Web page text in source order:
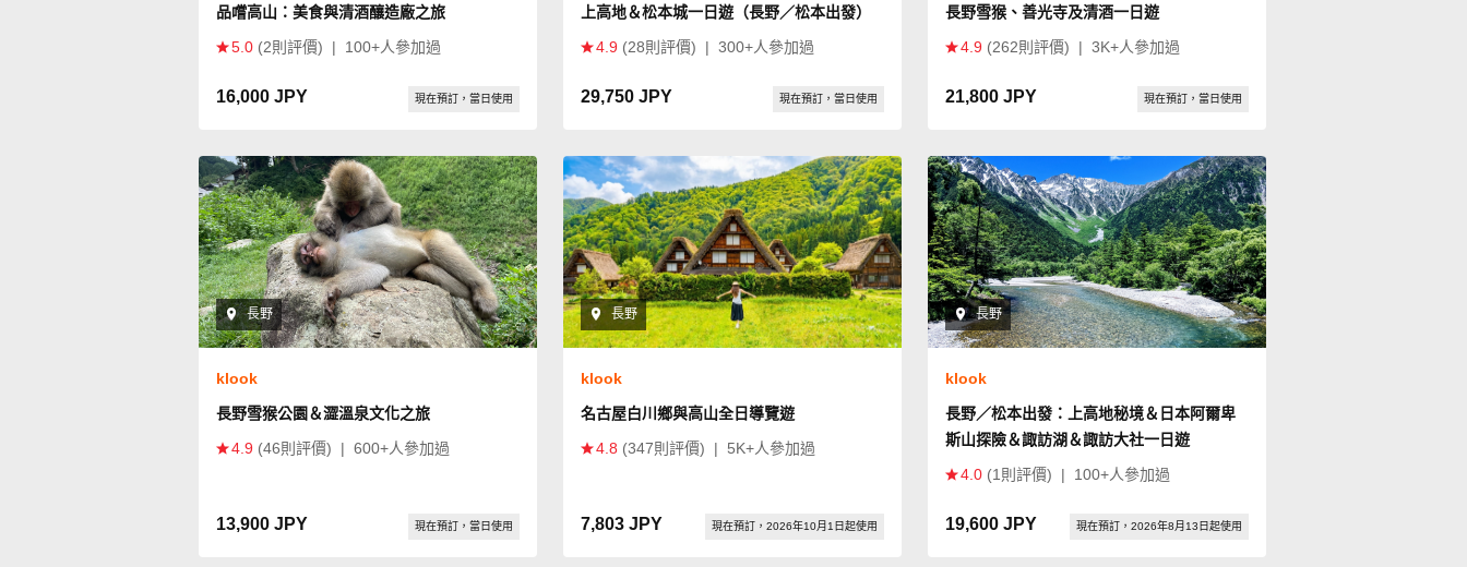
品嚐高山：美食與清酒釀造廠之旅
5.0 (2則評價) | 100+人參加過
16,000 JPY 現在預訂，當日使用
上高地＆松本城一日遊（長野／松本出發）
4.9 (28則評價) | 300+人參加過
29,750 JPY 現在預訂，當日使用
長野雪猴、善光寺及清酒一日遊
4.9 (262則評價) | 3K+人參加過
21,800 JPY 現在預訂，當日使用
長野
klook
長野雪猴公園＆澀溫泉文化之旅
4.9 (46則評價) | 600+人參加過
13,900 JPY 現在預訂，當日使用
長野
klook
名古屋白川鄉與高山全日導覽遊
4.8 (347則評價) | 5K+人參加過
7,803 JPY 現在預訂，2026年10月1日起使用
長野
klook
長野／松本出發：上高地秘境＆日本阿爾卑
斯山探險＆諏訪湖＆諏訪大社一日遊
4.0 (1則評價) | 100+人參加過
19,600 JPY 現在預訂，2026年8月13日起使用